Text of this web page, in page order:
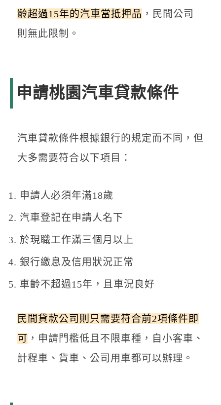
齡超過15年的汽車當抵押品 ，民間公司
則無此限制。
申請桃園汽車貸款條件
汽車貸款條件根據銀行的規定而不同，但
大多需要符合以下項目：
申請人必須年滿18歲
汽車登記在申請人名下
於現職工作滿三個月以上
銀行繳息及信用狀況正常
車齡不超過15年，且車況良好
民間貸款公司則只需要符合前2項條件即
可 ，申請門檻低且不限車種，自小客車、
計程車、貨車、公司用車都可以辦理。